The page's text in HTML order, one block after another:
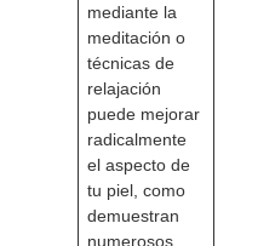
mediante la
meditación o
técnicas de
relajación
puede mejorar
radicalmente
el aspecto de
tu piel, como
demuestran
numerosos